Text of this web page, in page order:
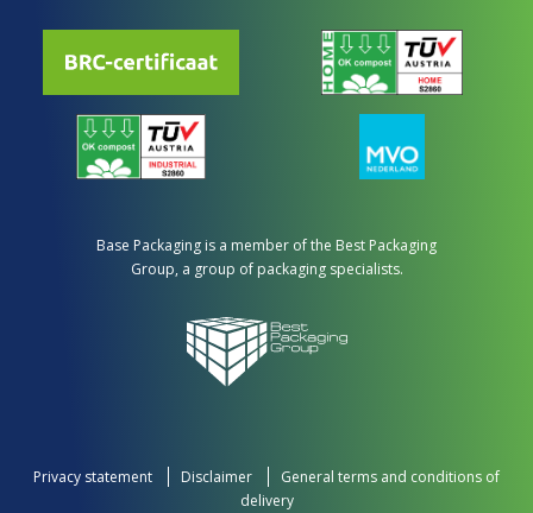
Base Packaging is a member of the Best Packaging
Group, a group of packaging specialists.
Privacy statement Disclaimer
General terms and conditions of
delivery